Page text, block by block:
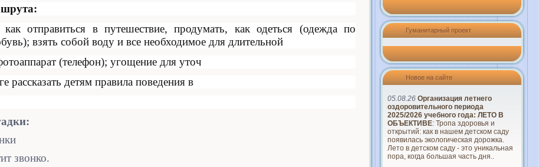
отправиться в путешествие, продумать, как одеться (одежда по
взять собой воду и все необходимое для длительной
(телефон); угощение для уточ
рассказать детям правила поведения в
звонко.
Гуманитарный проект
Новое на сайте
05.08.26 Организация летнего
оздоровительного периода
2025/2026 учебного года: ЛЕТО В
ОБЪЕКТИВЕ: Тропа здоровья и
открытий: как в нашем детском саду
появилась экологическая дорожка.
Лето в детском саду - это уникальная
пора, когда большая часть дня..